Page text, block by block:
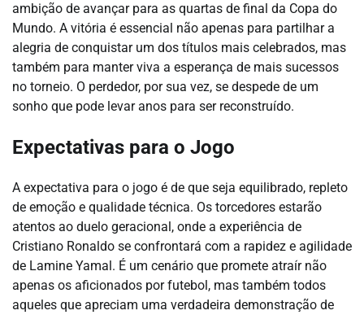
ambição de avançar para as quartas de final da Copa do
Mundo. A vitória é essencial não apenas para partilhar a
alegria de conquistar um dos títulos mais celebrados, mas
também para manter viva a esperança de mais sucessos
no torneio. O perdedor, por sua vez, se despede de um
sonho que pode levar anos para ser reconstruído.
Expectativas para o Jogo
A expectativa para o jogo é de que seja equilibrado, repleto
de emoção e qualidade técnica. Os torcedores estarão
atentos ao duelo geracional, onde a experiência de
Cristiano Ronaldo se confrontará com a rapidez e agilidade
de Lamine Yamal. É um cenário que promete atraír não
apenas os aficionados por futebol, mas também todos
aqueles que apreciam uma verdadeira demonstração de